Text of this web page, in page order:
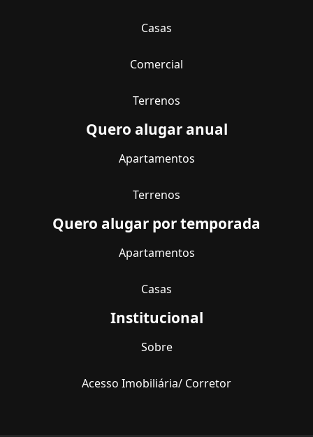
Casas
Comercial
Terrenos
Quero alugar anual
Apartamentos
Terrenos
Quero alugar por temporada
Apartamentos
Casas
Institucional
Sobre
Acesso Imobiliária/ Corretor